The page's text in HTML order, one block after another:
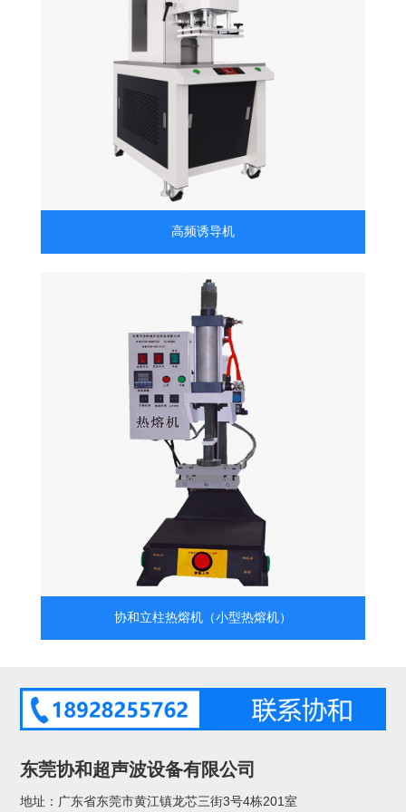
高频诱导机
协和立柱热熔机（小型热熔机）
东莞协和超声波设备有限公司
地址：广东省东莞市黄江镇龙芯三街3号4栋201室